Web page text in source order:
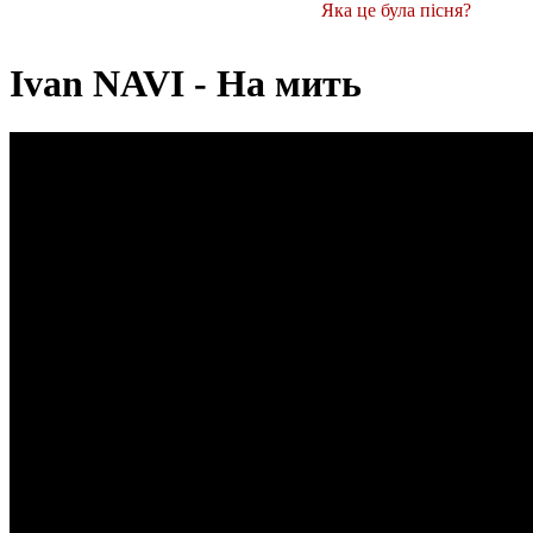
Яка це була пісня?
Ivan NAVI - На мить